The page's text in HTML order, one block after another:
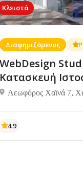
Κλειστά
Διαφημιζόμενος
WebDesign
Κατασκευή
Λεωφόρος Χαϊνά 7,